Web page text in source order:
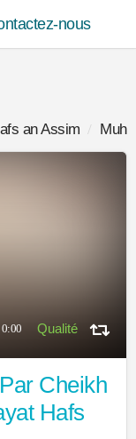
nous
an Assim
0:00
Cheikh
Hafs